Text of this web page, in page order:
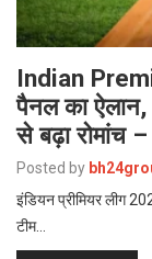
Indian
पैनल का
से बढ़ा रोमांच
Posted by
इंडियन प्रीमियर लीग
टीम…